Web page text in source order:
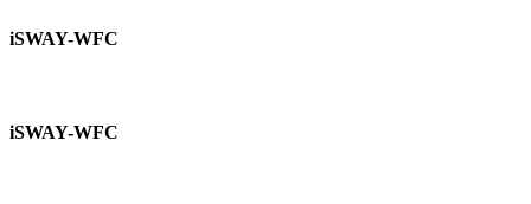
iSWAY-WFC
iSWAY-WFC